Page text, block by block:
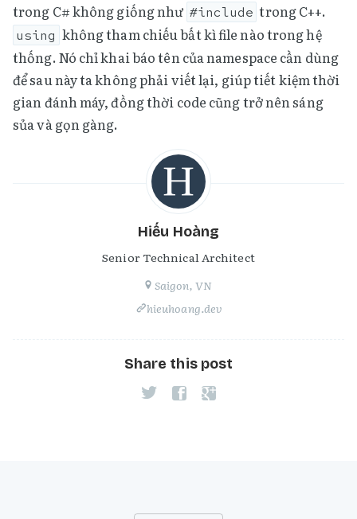
trong C# không giống như #include trong C++.
using không tham chiếu bất kì file nào trong hệ
thống. Nó chỉ khai báo tên của namespace cần dùng
để sau này ta không phải viết lại, giúp tiết kiệm thời
gian đánh máy, đồng thời code cũng trở nên sáng
sủa và gọn gàng.
Hiếu Hoàng
Senior Technical Architect
Saigon, VN
hieuhoang.dev
Share this post